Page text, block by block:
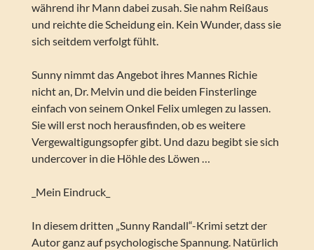
während ihr Mann dabei zusah. Sie nahm Reißaus
und reichte die Scheidung ein. Kein Wunder, dass sie
sich seitdem verfolgt fühlt.
Sunny nimmt das Angebot ihres Mannes Richie
nicht an, Dr. Melvin und die beiden Finsterlinge
einfach von seinem Onkel Felix umlegen zu lassen.
Sie will erst noch herausfinden, ob es weitere
Vergewaltigungsopfer gibt. Und dazu begibt sie sich
undercover in die Höhle des Löwen …
_Mein Eindruck_
In diesem dritten „Sunny Randall“-Krimi setzt der
Autor ganz auf psychologische Spannung. Natürlich